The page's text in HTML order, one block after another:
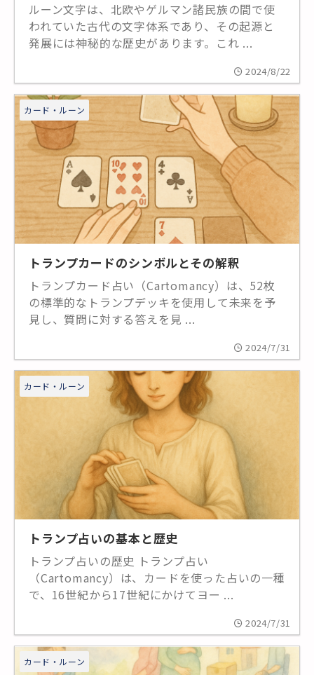
ルーン文字は、北欧やゲルマン諸民族の間で使
われていた古代の文字体系であり、その起源と
発展には神秘的な歴史があります。これ ...
2024/8/22
カード・ルーン
トランプカードのシンボルとその解釈
トランプカード占い（Cartomancy）は、52枚
の標準的なトランプデッキを使用して未来を予
見し、質問に対する答えを見 ...
2024/7/31
カード・ルーン
トランプ占いの基本と歴史
トランプ占いの歴史 トランプ占い
（Cartomancy）は、カードを使った占いの一種
で、16世紀から17世紀にかけてヨー ...
2024/7/31
カード・ルーン